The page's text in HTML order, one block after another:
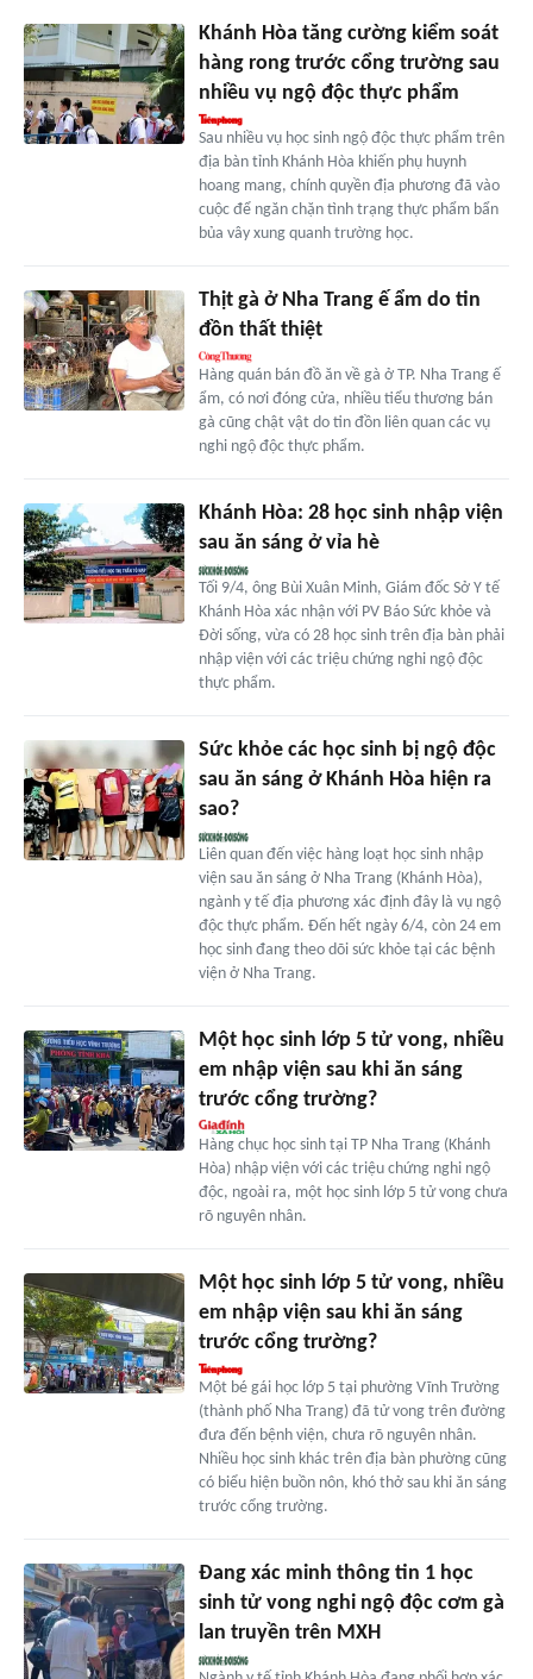
Khánh Hòa tăng cường kiểm soát
hàng rong trước cổng trường sau
nhiều vụ ngộ độc thực phẩm
Sau nhiều vụ học sinh ngộ độc thực phẩm trên
địa bàn tỉnh Khánh Hòa khiến phụ huynh
hoang mang, chính quyền địa phương đã vào
cuộc để ngăn chặn tình trạng thực phẩm bẩn
bủa vây xung quanh trường học.
Thịt gà ở Nha Trang ế ẩm do tin
đồn thất thiệt
Hàng quán bán đồ ăn về gà ở TP. Nha Trang ế
ẩm, có nơi đóng cửa, nhiều tiểu thương bán
gà cũng chật vật do tin đồn liên quan các vụ
nghi ngộ độc thực phẩm.
Khánh Hòa: 28 học sinh nhập viện
sau ăn sáng ở vỉa hè
Tối 9/4, ông Bùi Xuân Minh, Giám đốc Sở Y tế
Khánh Hòa xác nhận với PV Báo Sức khỏe và
Đời sống, vừa có 28 học sinh trên địa bàn phải
nhập viện với các triệu chứng nghi ngộ độc
thực phẩm.
Sức khỏe các học sinh bị ngộ độc
sau ăn sáng ở Khánh Hòa hiện ra
sao?
Liên quan đến việc hàng loạt học sinh nhập
viện sau ăn sáng ở Nha Trang (Khánh Hòa),
ngành y tế địa phương xác định đây là vụ ngộ
độc thực phẩm. Đến hết ngày 6/4, còn 24 em
học sinh đang theo dõi sức khỏe tại các bệnh
viện ở Nha Trang.
Một học sinh lớp 5 tử vong, nhiều
em nhập viện sau khi ăn sáng
trước cổng trường?
Hàng chục học sinh tại TP Nha Trang (Khánh
Hòa) nhập viện với các triệu chứng nghi ngộ
độc, ngoài ra, một học sinh lớp 5 tử vong chưa
rõ nguyên nhân.
Một học sinh lớp 5 tử vong, nhiều
em nhập viện sau khi ăn sáng
trước cổng trường?
Một bé gái học lớp 5 tại phường Vĩnh Trường
(thành phố Nha Trang) đã tử vong trên đường
đưa đến bệnh viện, chưa rõ nguyên nhân.
Nhiều học sinh khác trên địa bàn phường cũng
có biểu hiện buồn nôn, khó thở sau khi ăn sáng
trước cổng trường.
Đang xác minh thông tin 1 học
sinh tử vong nghi ngộ độc cơm gà
lan truyền trên MXH